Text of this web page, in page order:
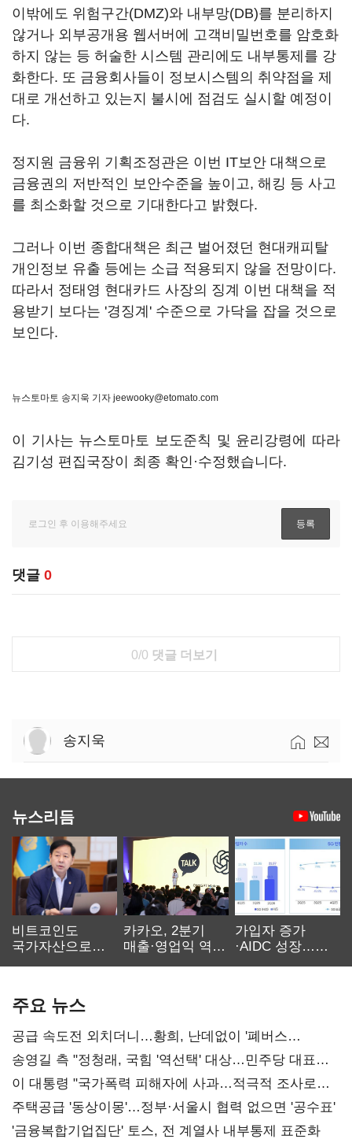
이밖에도 위험구간(DMZ)와 내부망(DB)를 분리하지
않거나 외부공개용 웹서버에 고객비밀번호를 암호화
하지 않는 등 허술한 시스템 관리에도 내부통제를 강
화한다. 또 금융회사들이 정보시스템의 취약점을 제
대로 개선하고 있는지 불시에 점검도 실시할 예정이
다.
정지원 금융위 기획조정관은 이번 IT보안 대책으로
금융권의 저반적인 보안수준을 높이고, 해킹 등 사고
를 최소화할 것으로 기대한다고 밝혔다.
그러나 이번 종합대책은 최근 벌어졌던 현대캐피탈
개인정보 유출 등에는 소급 적용되지 않을 전망이다.
따라서 정태영 현대카드 사장의 징계 이번 대책을 적
용받기 보다는 '경징계' 수준으로 가닥을 잡을 것으로
보인다.
뉴스토마토 송지욱 기자 jeewooky@etomato.com
이 기사는 뉴스토마토 보도준칙 및 윤리강령에 따라
김기성 편집국장이 최종 확인·수정했습니다.
댓글 0
0/0 댓글 더보기
송지욱
뉴스리듬
비트코인도
국가자산으로…'
카카오, 2분기
매출·영업익 역대
가입자 증가
·AIDC 성장…
주요 뉴스
공급 속도전 외치더니…황희, 난데없이 '폐버스
리모델링' 제안
송영길 측 "정청래, 국힘 '역선택' 대상…민주당 대표로
총선 지휘 못해"
이 대통령 "국가폭력 피해자에 사과…적극적 조사로
진실 밝혀야"
주택공급 '동상이몽'…정부·서울시 협력 없으면 '공수표'
'금융복합기업집단' 토스, 전 계열사 내부통제 표준화